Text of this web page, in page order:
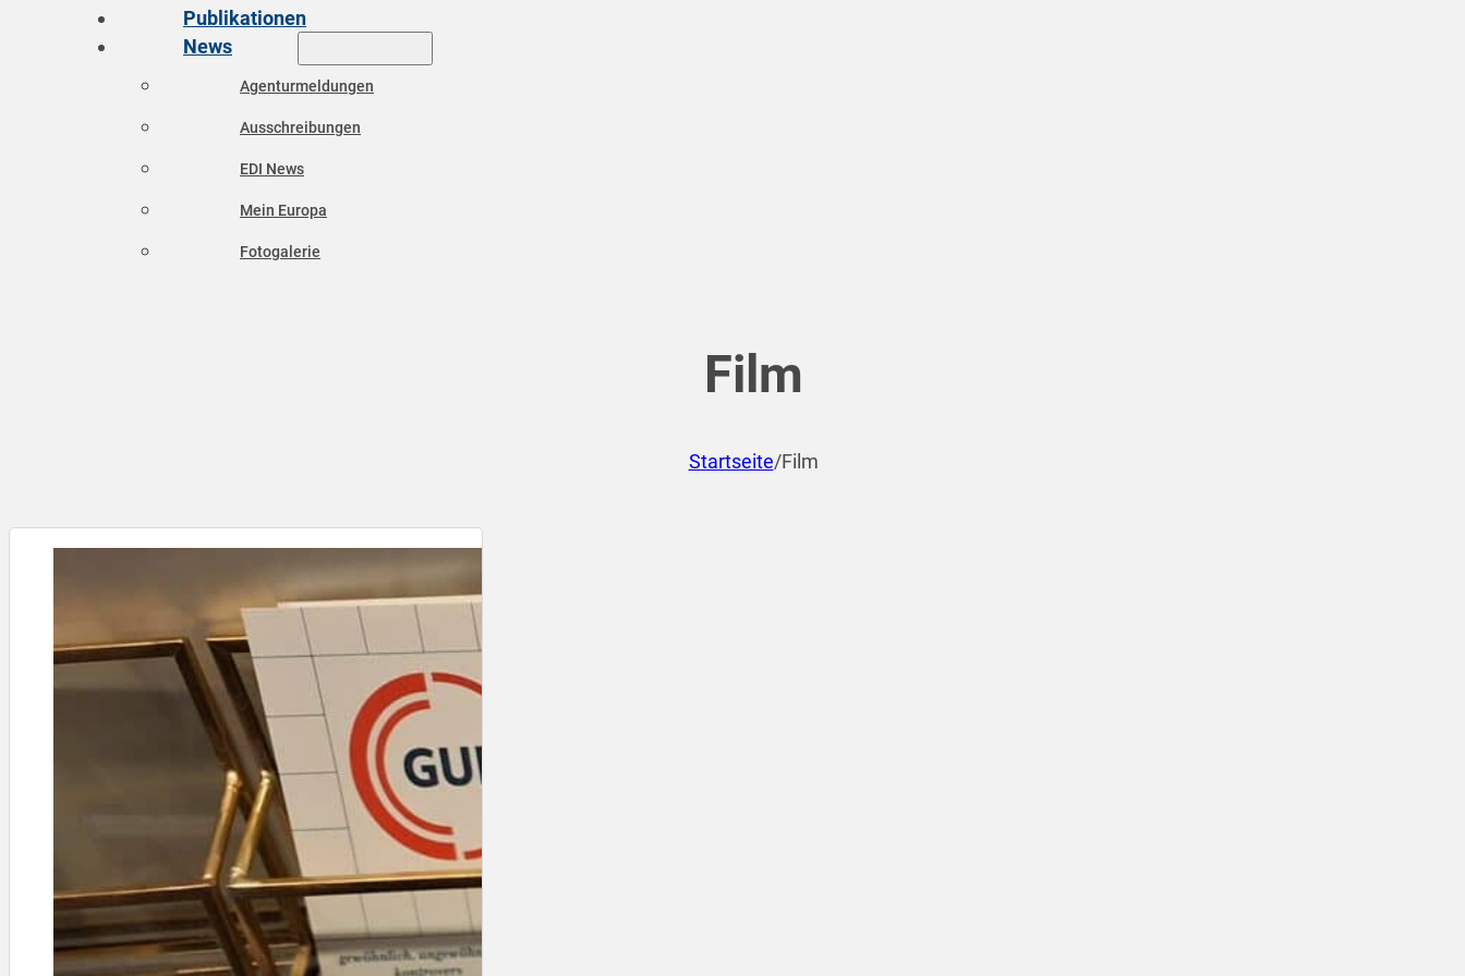
Publikationen
News
Agenturmeldungen
Ausschreibungen
EDI News
Mein Europa
Fotogalerie
Film
Startseite/Film